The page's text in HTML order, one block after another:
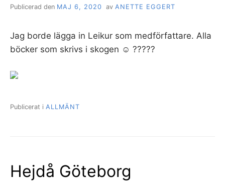
Publicerad den MAJ 6, 2020 av ANETTE EGGERT
Jag borde lägga in Leikur som medförfattare. Alla
böcker som skrivs i skogen ☺️ ?????
Publicerat i ALLMÄNT
Hejdå Göteborg